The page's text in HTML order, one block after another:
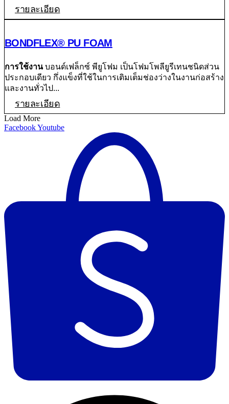
รายละเอียด
BONDFLEX® PU FOAM
การใช้งานบอนด์เฟล็กซ์ พียูโฟม เป็นโฟมโพลียูรีเทนชนิดส่วน
ประกอบเดียว กึ่งแข็งที่ใช้ในการเติมเต็มช่องว่างในงานก่อสร้าง
และงานทั่วไป...
รายละเอียด
Load More
FacebookYoutube